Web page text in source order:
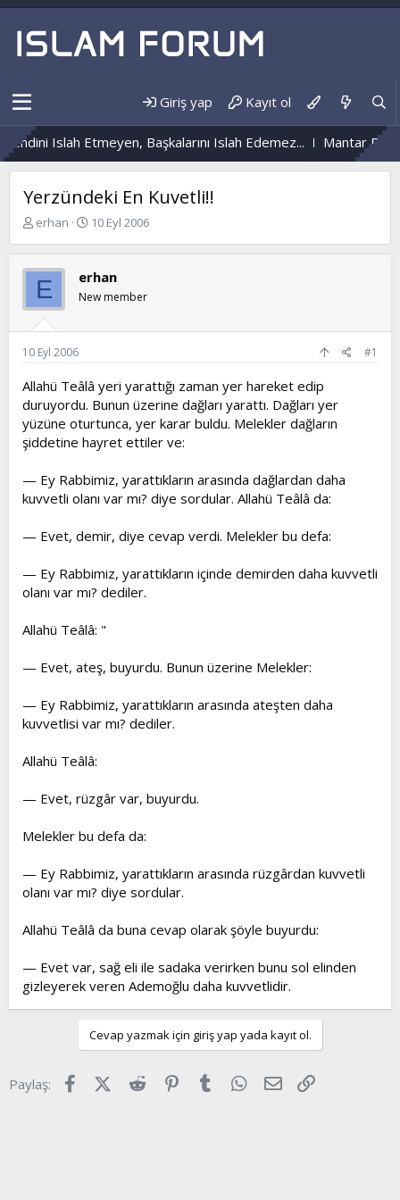
Giriş yap Kayıt ol
Islah Etmeyen, Başkalarını Islah Edemez... Mantar
Yerzündeki En Kuvetli!!
K
b
u
y
u
b
a
l
t
a
n
erhan
B
a
n
ı
a
r
h
i
10 Eyl 2006
E erhan
New member
10 Eyl 2006 #1
Allahü Teâlâ yeri yarattığı zaman yer hareket edip
duruyordu. Bunun üzerine dağları yarattı. Dağları yer
yüzüne oturtunca, yer karar buldu. Melekler dağların
şiddetine hayret ettiler ve:
— Ey Rabbimiz, yarattıkların arasında dağlardan daha
kuvvetli olanı var mı? diye sordular. Allahü Teâlâ da:
— Evet, demir, diye cevap verdi. Melekler bu defa:
— Ey Rabbimiz, yarattıkların içinde demirden daha kuvvetli
olanı var mı? dediler.
Allahü Teâlâ: "
— Evet, ateş, buyurdu. Bunun üzerine Melekler:
— Ey Rabbimiz, yarattıkların arasında ateşten daha
kuvvetlisi var mı? dediler.
Allahü Teâlâ:
— Evet, rüzgâr var, buyurdu.
Melekler bu defa da:
— Ey Rabbimiz, yarattıkların arasında rüzgârdan kuvvetli
olanı var mı? diye sordular.
Allahü Teâlâ da buna cevap olarak şöyle buyurdu:
— Evet var, sağ eli ile sadaka verirken bunu sol elinden
gizleyerek veren Ademoğlu daha kuvvetlidir.
Cevap yazmak için giriş yap yada kayıt ol.
Paylaş: FacebookX (Twitter)
Reddit Pinterest
Tumblr WhatsApp
E-posta